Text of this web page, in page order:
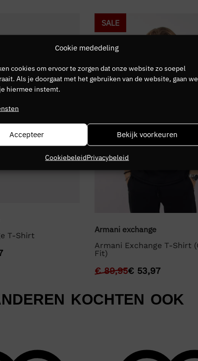
Cookie mededeling
cookies om ervoor te zorgen dat onze website zo soepel
Als je doorgaat met het gebruiken van de website, gaan
hiermee instemt.
Accepteer Bekijk voorkeuren
CookiebeleidPrivacybeleid
T-Shirt
SALE
Armani exchange
Armani Exchange T-Shirt
Fit)
€89,95€ 53,97
KOCHTEN OOK